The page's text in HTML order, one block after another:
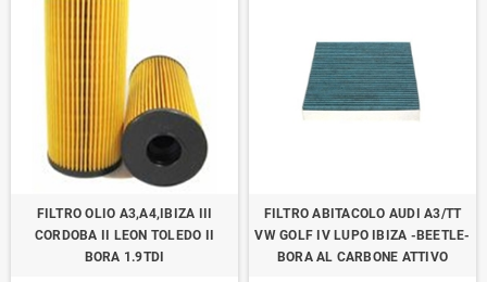
FILTRO OLIO A3,A4,IBIZA III
CORDOBA II LEON TOLEDO II
BORA 1.9TDI
FILTRO ABITACOLO AUDI A3/TT
VW GOLF IV LUPO IBIZA -BEETLE-
BORA AL CARBONE ATTIVO